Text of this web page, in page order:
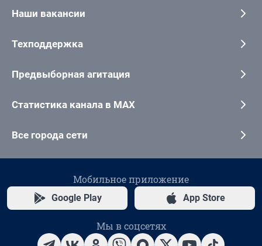
Наши вакансии
Техподдержка
Предвыборная агитация
Статистика канала в MAX
Все города сети
Мобильное приложение
Google Play App Store
Мы в соцсетях